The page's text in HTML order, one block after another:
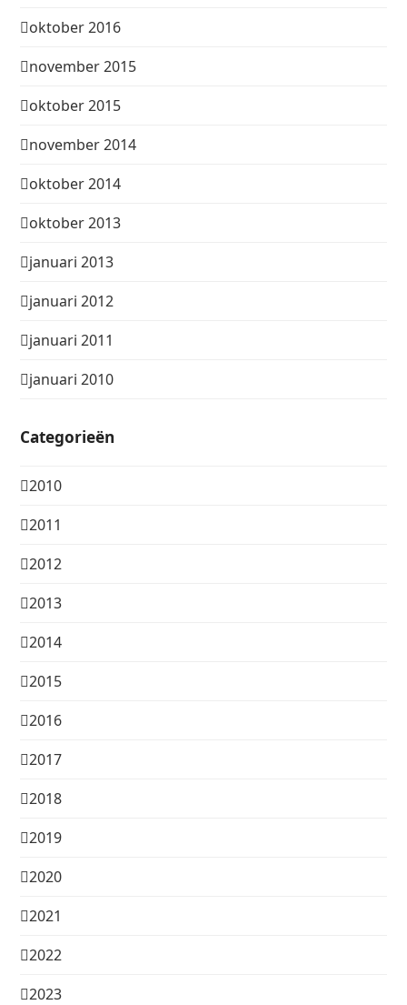
oktober 2016
november 2015
oktober 2015
november 2014
oktober 2014
oktober 2013
januari 2013
januari 2012
januari 2011
januari 2010
Categorieën
2010
2011
2012
2013
2014
2015
2016
2017
2018
2019
2020
2021
2022
2023